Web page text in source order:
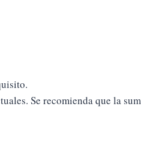
Se recomienda que la